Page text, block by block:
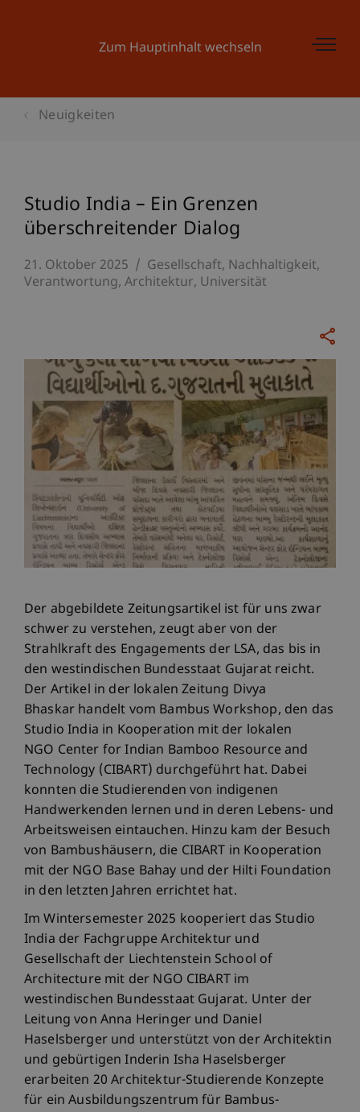
Zum Hauptinhalt wechseln
Neuigkeiten
Studio India – Ein Grenzen
überschreitender Dialog
21. Oktober 2025 Gesellschaft Nachhaltigkeit
Verantwortung Architektur Universität
Der abgebildete Zeitungsartikel ist für uns zwar
schwer zu verstehen, zeugt aber von der
Strahlkraft des Engagements der LSA, das bis in
den westindischen Bundesstaat Gujarat reicht.
Der Artikel in der lokalen Zeitung Divya
Bhaskar handelt vom Bambus Workshop, den das
Studio India in Kooperation mit der lokalen
NGO Center for Indian Bamboo Resource and
Technology (CIBART) durchgeführt hat. Dabei
konnten die Studierenden von indigenen
Handwerkenden lernen und in deren Lebens- und
Arbeitsweisen eintauchen. Hinzu kam der Besuch
von Bambushäusern, die CIBART in Kooperation
mit der NGO Base Bahay und der Hilti Foundation
in den letzten Jahren errichtet hat.
Im Wintersemester 2025 kooperiert das Studio
India der Fachgruppe Architektur und
Gesellschaft der Liechtenstein School of
Architecture mit der NGO CIBART im
westindischen Bundesstaat Gujarat. Unter der
Leitung von Anna Heringer und Daniel
Haselsberger und unterstützt von der Architektin
und gebürtigen Inderin Isha Haselsberger
erarbeiten 20 Architektur-Studierende Konzepte
für ein Ausbildungszentrum für Bambus-